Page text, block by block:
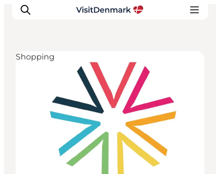
Reisemål
Aktiviteter
Overnatting
Planlegg reisen
Shopping